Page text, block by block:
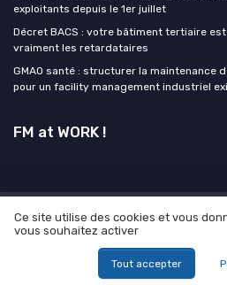
exploitants depuis le 1er juillet
Décret BACS : votre bâtiment tertiaire
vraiment les retardataires
GMAO santé : structurer la maintenance
pour un facility management industriel
FM at WORK !
Mentions légales Politique de
enquête 2025 sur l'IA et les
© FM at WORK !
Ce site utilise des cookies et vous
vous souhaitez activer
Tout accepter